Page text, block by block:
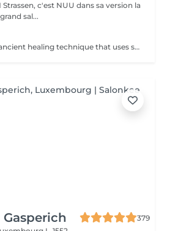
sal...
Cupping therapy is an ancient healing technique that uses special cups to create gentle suction on the skin. This suction promotes blood flow, relieves muscle tension, reduces inflammation, and supports deep relaxation. The treatment can help release toxins, improve circulation, and ease chronic pain or stiffness. *Please note that cupping therapy could just be added to a massage service with includes back massage.
379